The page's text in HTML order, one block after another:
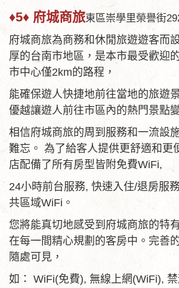
♦5♦ 府城商旅東區崇學里榮譽街
府城商旅為商務和休閒旅遊遊客而
厚的台南市地區，是本市最受歡迎
市中心僅2km的路程，
能確保遊人快捷地前往當地的旅遊
優越讓遊人前往市區內的熱門景點
相信府城商旅的周到服務和一流設
難忘。 為了給客人提供更舒適和更
店配備了所有房型皆附免費WiFi,
24小時前台服務, 快速入住/退房服
共區域WiFi。
您將能真切地感受到府城商旅的特
在每一間精心規劃的客房中。完善
隨處可見，
如： WiFi(免費), 無線上網(WiFi),